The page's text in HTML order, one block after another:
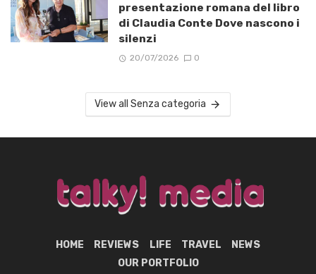
presentazione romana del libro
di Claudia Conte Dove nascono i
silenzi
20/07/2026 0
View all Senza categoria
HOME REVIEWS LIFE TRAVEL
NEWS
OUR PORTFOLIO